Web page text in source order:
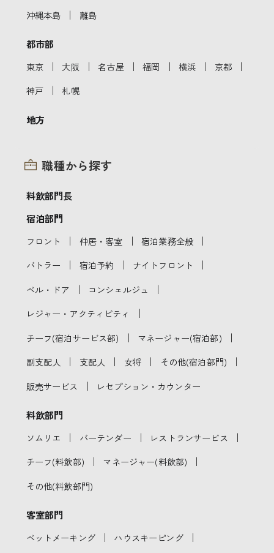
沖縄本島 ｜ 離島
都市部
東京 ｜ 大阪 ｜ 名古屋 ｜ 福岡 ｜ 横浜 ｜ 京都 ｜
神戸 ｜ 札幌
地方
職種から探す
料飲部門長
宿泊部門
フロント ｜ 仲居・客室 ｜ 宿泊業務全般 ｜
バトラー ｜ 宿泊予約 ｜ ナイトフロント ｜
ベル・ドア ｜ コンシェルジュ ｜
レジャー・アクティビティ ｜
チーフ(宿泊サービス部) ｜ マネージャー(宿泊部) ｜
副支配人 ｜ 支配人 ｜ 女将 ｜ その他(宿泊部門) ｜
販売サービス ｜ レセプション・カウンター
料飲部門
ソムリエ ｜ バーテンダー ｜ レストランサービス ｜
チーフ(料飲部) ｜ マネージャー(料飲部) ｜
その他(料飲部門)
客室部門
ベットメーキング ｜ ハウスキーピング ｜